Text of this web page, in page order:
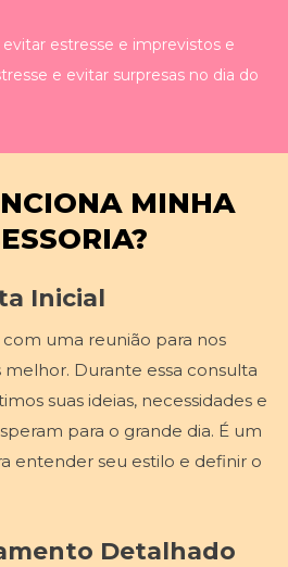
estresse e imprevistos e
e evitar surpresas no dia do
MINHA
Inicial
uma reunião para nos
Durante essa consulta
suas ideias, necessidades e
para o grande dia. É um
entender seu estilo e definir o
Detalhado